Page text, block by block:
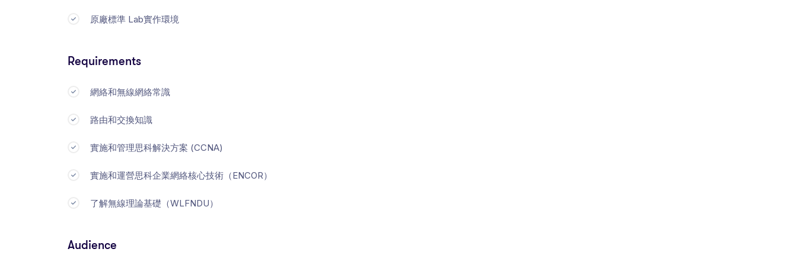
原廠標準 Lab實作環境
Requirements
網絡和無線網絡常識
路由和交換知識
實施和管理思科解決方案 (CCNA)
實施和運營思科企業網絡核心技術（ENCOR）
了解無線理論基礎（WLFNDU）
Audience